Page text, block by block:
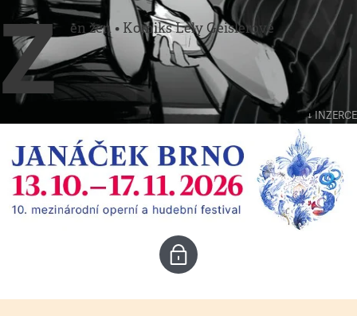
Z en žen • Komiks Lely Geislerové
↓ INZERCE